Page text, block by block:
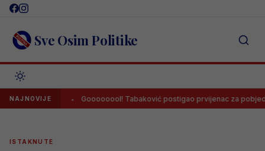
Skip
content Sve Osim Politike
NAJNOVIJE Goooooool! Tabaković postigao prvijenac za pobjedu
ISTAKNUTE